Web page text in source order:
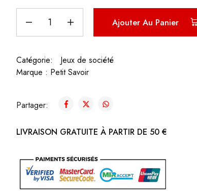
Ajouter Au Panier
Catégorie:
Jeux de société
Marque : Petit Savoir
Partager:
LIVRAISON GRATUITE À PARTIR DE 50 €